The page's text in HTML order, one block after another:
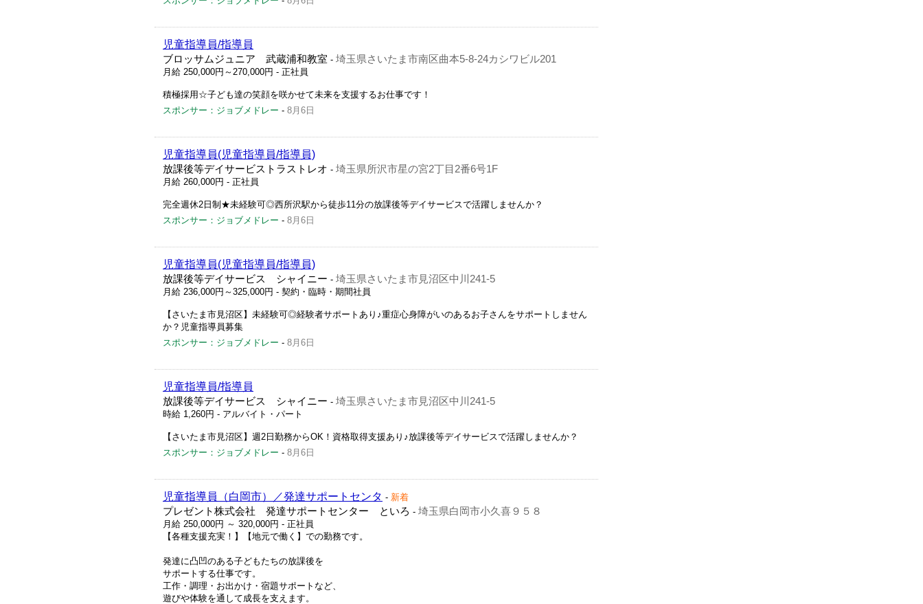
児童指導員/指導員
ブロッサムジュニア 武蔵浦和教室 - 埼玉県さいたま市南区曲本5-8-24カシワビル201
月給 250,000円～270,000円 - 正社員
積極採用☆子ども達の笑顔を咲かせて未来を支援するお仕事です！
スポンサー：ジョブメドレー - 8月6日
児童指導員(児童指導員/指導員)
放課後等デイサービストラストレオ - 埼玉県所沢市星の宮2丁目2番6号1F
月給 260,000円 - 正社員
完全週休2日制★未経験可◎西所沢駅から徒歩11分の放課後等デイサービスで活躍しませんか？
スポンサー：ジョブメドレー - 8月6日
児童指導員(児童指導員/指導員)
放課後等デイサービス シャイニー - 埼玉県さいたま市見沼区中川241-5
月給 236,000円～325,000円 - 契約・臨時・期間社員
【さいたま市見沼区】未経験可◎経験者サポートあり♪重症心身障がいのあるお子さんをサポートしません
か？児童指導員募集
スポンサー：ジョブメドレー - 8月6日
児童指導員/指導員
放課後等デイサービス シャイニー - 埼玉県さいたま市見沼区中川241-5
時給 1,260円 - アルバイト・パート
【さいたま市見沼区】週2日勤務からOK！資格取得支援あり♪放課後等デイサービスで活躍しませんか？
スポンサー：ジョブメドレー - 8月6日
児童指導員（白岡市）／発達サポートセンタ - 新着
プレゼント株式会社 発達サポートセンター といろ - 埼玉県白岡市小久喜９５８
月給 250,000円 ～ 320,000円 - 正社員
【各種支援充実！】【地元で働く】での勤務です。
発達に凸凹のある子どもたちの放課後を
サポートする仕事です。
工作・調理・お出かけ・宿題サポートなど、
遊びや体験を通して成長を支えます。